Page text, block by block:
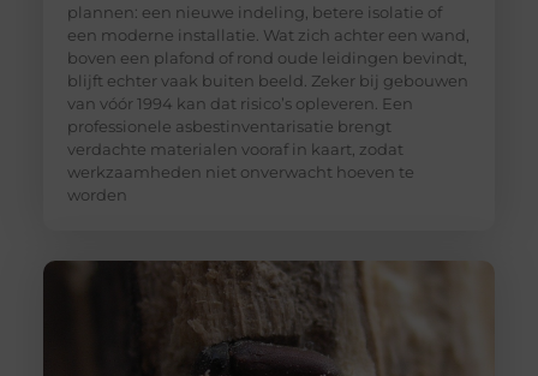
plannen: een nieuwe indeling, betere isolatie of
een moderne installatie. Wat zich achter een wand,
boven een plafond of rond oude leidingen bevindt,
blijft echter vaak buiten beeld. Zeker bij gebouwen
van vóór 1994 kan dat risico’s opleveren. Een
professionele asbestinventarisatie brengt
verdachte materialen vooraf in kaart, zodat
werkzaamheden niet onverwacht hoeven te
worden